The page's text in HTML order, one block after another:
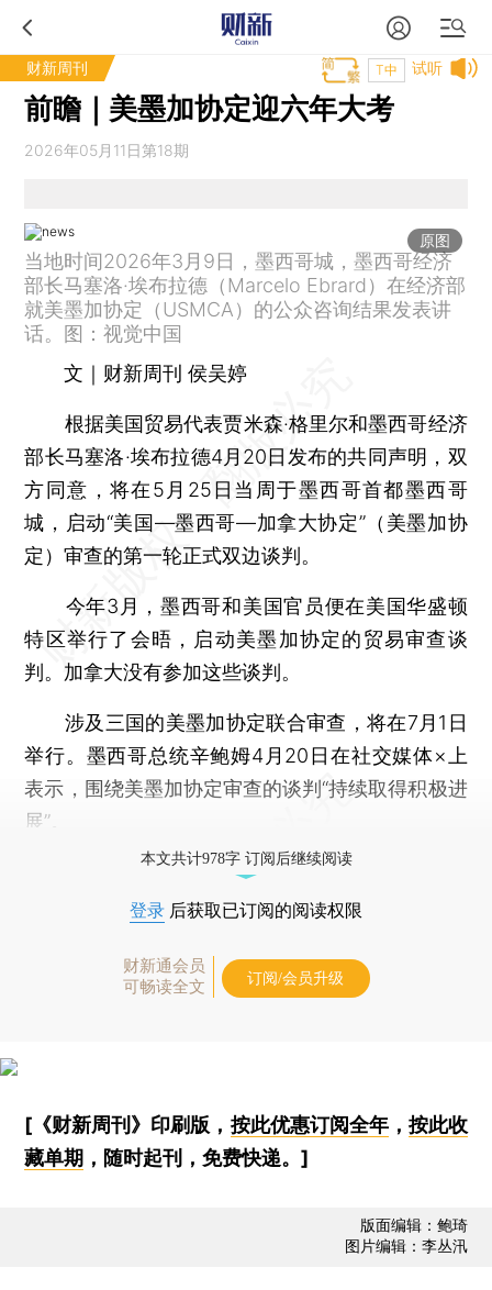
财新周刊 试听
T中
前瞻｜美墨加协定迎六年大考
2026年05月11日第18期
原图
当地时间2026年3月9日，墨西哥城，墨西哥经济
部长马塞洛·埃布拉德（Marcelo Ebrard）在经济部
就美墨加协定（USMCA）的公众咨询结果发表讲
话。图：视觉中国
文｜财新周刊 侯吴婷
根据美国贸易代表贾米森·格里尔和墨西哥经济
部长马塞洛·埃布拉德4月20日发布的共同声明，双
方同意，将在5月25日当周于墨西哥首都墨西哥
城，启动“美国—墨西哥—加拿大协定”（美墨加协
定）审查的第一轮正式双边谈判。
今年3月，墨西哥和美国官员便在美国华盛顿
特区举行了会晤，启动美墨加协定的贸易审查谈
判。加拿大没有参加这些谈判。
涉及三国的美墨加协定联合审查，将在7月1日
举行。墨西哥总统辛鲍姆4月20日在社交媒体×上
表示，围绕美墨加协定审查的谈判“持续取得积极进
展”。
本文共计978字 订阅后继续阅读
登录 后获取已订阅的阅读权限
财新通会员
可畅读全文
订阅/会员升级
[《财新周刊》印刷版， 按此优惠订阅全年， 按此收
藏单期 ，随时起刊，免费快递。]
版面编辑：鲍琦
图片编辑：李丛汛